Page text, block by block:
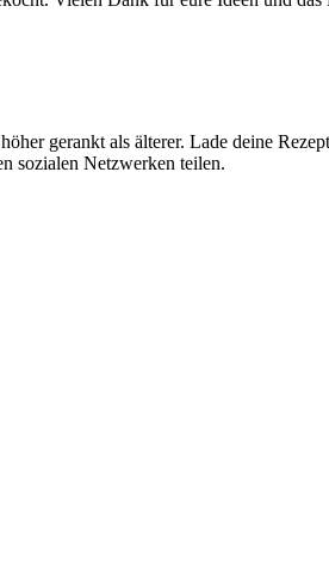
gerankt als älterer. Lade deine
sozialen Netzwerken teilen.